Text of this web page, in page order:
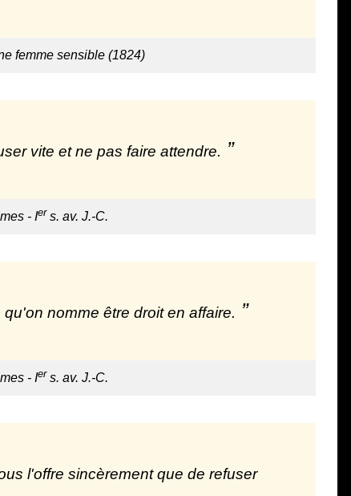
femme sensible (1824)
vite et ne pas faire attendre.
- Ier s. av. J.-C.
nomme être droit en affaire.
- Ier s. av. J.-C.
l'offre sincèrement que de refuser